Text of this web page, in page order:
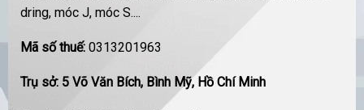
dring, móc J, móc S....
Mã số thuế: 0313201963
Trụ sở: 5 Võ Văn Bích, Bình Mỹ, Hồ Chí Minh